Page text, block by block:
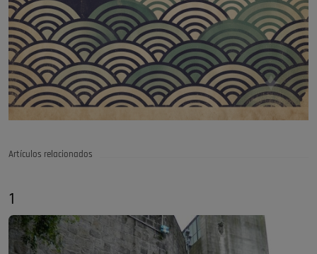
Artículos relacionados
1